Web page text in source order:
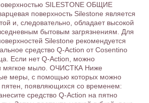
SILESTONE ОБЩИЕ
поверхность Silestone является
и, следовательно, обладает высокой
бытовым загрязнениям. Для
Silestone рекомендуется
средство Q-Action от Сosentino
Если нет Q-Action, можно
и мягкое мыло. ОЧИСТКА Ниже
меры, с помощью которых можно
пятен, появляющихся со временем:
средство Q-Action на пятно